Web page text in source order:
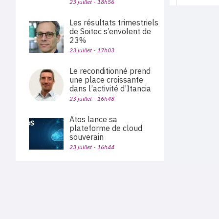
23 juillet - 18h56
Les résultats trimestriels
de Soitec s’envolent de
23%
23 juillet - 17h03
Le reconditionné prend
une place croissante
dans l’activité d’Itancia
23 juillet - 16h48
Atos lance sa
plateforme de cloud
souverain
23 juillet - 16h44